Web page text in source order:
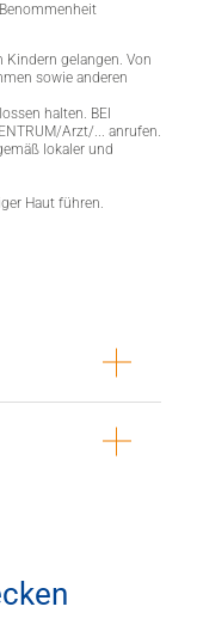
Kindern gelangen. Von
sowie anderen
halten. BEI
Arzt/... anrufen.
lokaler und
Haut führen.